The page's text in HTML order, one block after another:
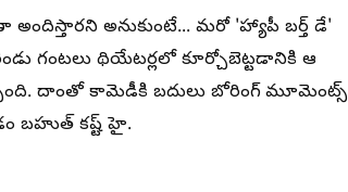
అనుకుంటే... మరో 'హ్యాపీ బర్త్ డే'
గంటలు థియేటర్లలో కూర్చోబెట్టడానికి ఆ
దాంతో కామెడీకి బదులు బోరింగ్ మూమెంట్స్
బహుత్ కష్ట్ హై.